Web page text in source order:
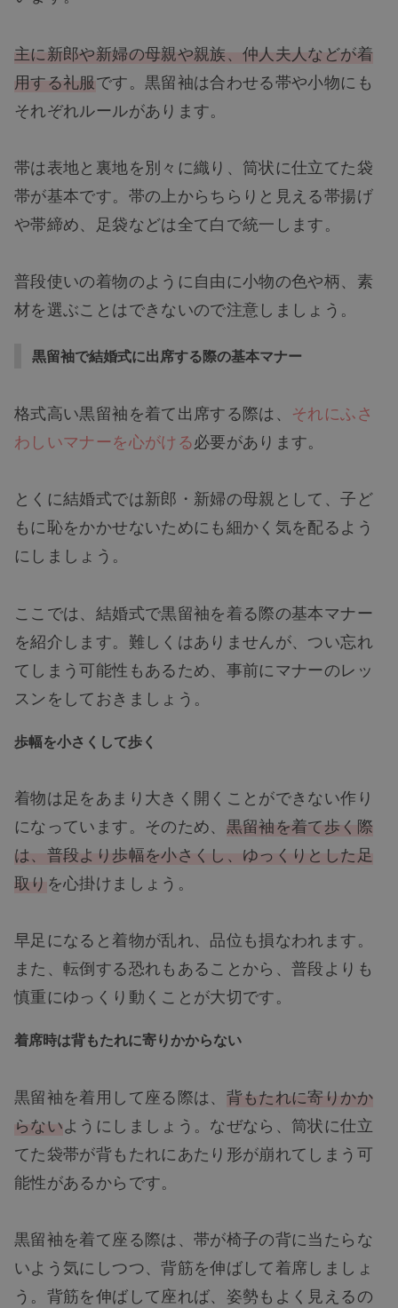
主に新郎や新婦の母親や親族、仲人夫人などが着
用する礼服です。黒留袖は合わせる帯や小物にも
それぞれルールがあります。
帯は表地と裏地を別々に織り、筒状に仕立てた袋
帯が基本です。帯の上からちらりと見える帯揚げ
や帯締め、足袋などは全て白で統一します。
普段使いの着物のように自由に小物の色や柄、素
材を選ぶことはできないので注意しましょう。
黒留袖で結婚式に出席する際の基本マナー
格式高い黒留袖を着て出席する際は、 それにふさ
わしいマナーを心がける必要があります。
とくに結婚式では新郎・新婦の母親として、子ど
もに恥をかかせないためにも細かく気を配るよう
にしましょう。
ここでは、結婚式で黒留袖を着る際の基本マナー
を紹介します。難しくはありませんが、つい忘れ
てしまう可能性もあるため、事前にマナーのレッ
スンをしておきましょう。
歩幅を小さくして歩く
着物は足をあまり大きく開くことができない作り
になっています。そのため、 黒留袖を着て歩く際
は、普段より歩幅を小さくし、ゆっくりとした足
取り を心掛けましょう。
早足になると着物が乱れ、品位も損なわれます。
また、転倒する恐れもあることから、普段よりも
慎重にゆっくり動くことが大切です。
着席時は背もたれに寄りかからない
黒留袖を着用して座る際は、 背もたれに寄りかか
らないようにしましょう。なぜなら、筒状に仕立
てた袋帯が背もたれにあたり形が崩れてしまう可
能性があるからです。
黒留袖を着て座る際は、帯が椅子の背に当たらな
いよう気にしつつ、背筋を伸ばして着席しましょ
う。背筋を伸ばして座れば、姿勢もよく見えるの